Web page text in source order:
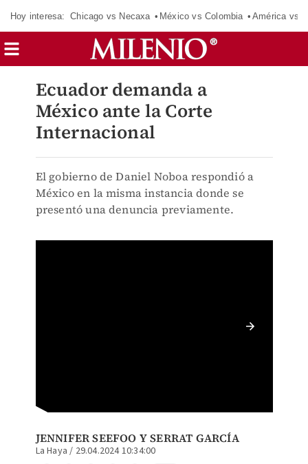
Hoy interesa: Chicago vs Necaxa México vs Colombia América vs
Ecuador demanda a
México ante la Corte
Internacional
El gobierno de Daniel Noboa respondió a
México en la misma instancia donde se
presentó una denuncia previamente.
JENNIFER SEEFOO YSERRAT GARCÍA
La Haya / 29.04.2024 10:34:00